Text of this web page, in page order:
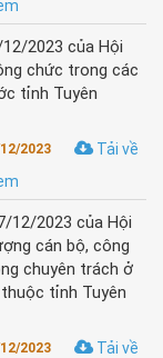
2023 của Hội
chức trong các
tỉnh Tuyên
2023
Tải về
12/2023 của Hội
cán bộ, công
chuyên trách ở
tỉnh Tuyên
2023
Tải về